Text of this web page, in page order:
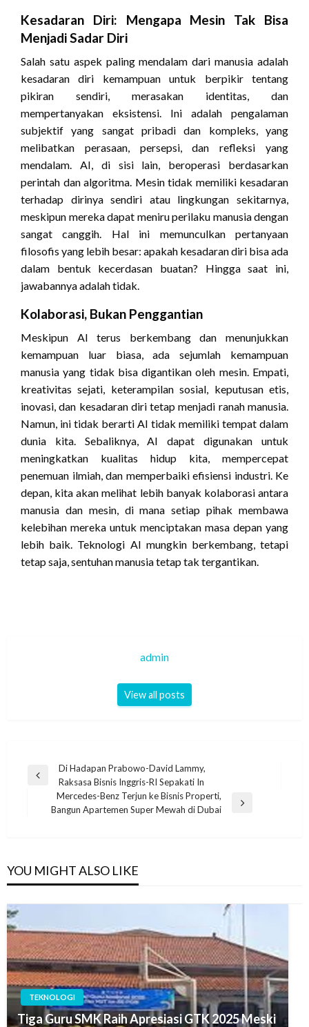
Kesadaran Diri: Mengapa Mesin Tak Bisa
Menjadi Sadar Diri
Salah satu aspek paling mendalam dari manusia adalah
kesadaran diri kemampuan untuk berpikir tentang
pikiran sendiri, merasakan identitas, dan
mempertanyakan eksistensi. Ini adalah pengalaman
subjektif yang sangat pribadi dan kompleks, yang
melibatkan perasaan, persepsi, dan refleksi yang
mendalam. AI, di sisi lain, beroperasi berdasarkan
perintah dan algoritma. Mesin tidak memiliki kesadaran
terhadap dirinya sendiri atau lingkungan sekitarnya,
meskipun mereka dapat meniru perilaku manusia dengan
sangat canggih. Hal ini memunculkan pertanyaan
filosofis yang lebih besar: apakah kesadaran diri bisa ada
dalam bentuk kecerdasan buatan? Hingga saat ini,
jawabannya adalah tidak.
Kolaborasi, Bukan Penggantian
Meskipun AI terus berkembang dan menunjukkan
kemampuan luar biasa, ada sejumlah kemampuan
manusia yang tidak bisa digantikan oleh mesin. Empati,
kreativitas sejati, keterampilan sosial, keputusan etis,
inovasi, dan kesadaran diri tetap menjadi ranah manusia.
Namun, ini tidak berarti AI tidak memiliki tempat dalam
dunia kita. Sebaliknya, AI dapat digunakan untuk
meningkatkan kualitas hidup kita, mempercepat
penemuan ilmiah, dan memperbaiki efisiensi industri. Ke
depan, kita akan melihat lebih banyak kolaborasi antara
manusia dan mesin, di mana setiap pihak membawa
kelebihan mereka untuk menciptakan masa depan yang
lebih baik. Teknologi AI mungkin berkembang, tetapi
tetap saja, sentuhan manusia tetap tak tergantikan.
admin
View all posts
Navigasi
Previous
Di Hadapan Prabowo-David Lammy,
Raksasa Bisnis Inggris-RI Sepakati In
Next
Mercedes-Benz Terjun ke Bisnis Properti,
Bangun Apartemen Super Mewah di Dubai
YOU MIGHT ALSO LIKE
TEKNOLOGI
Tiga Guru SMK Raih Apresiasi GTK 2025 Meski